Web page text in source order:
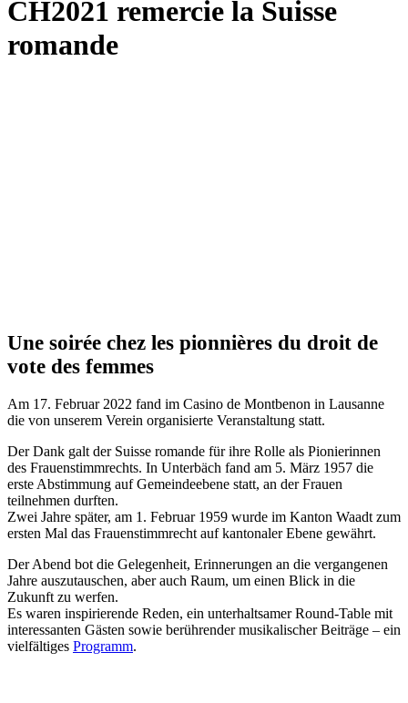
CH2021 remercie la Suisse
romande
Une soirée chez les pionnières du droit de
vote des femmes
Am 17. Februar 2022 fand im Casino de Montbenon in Lausanne
die von unserem Verein organisierte Veranstaltung statt.
Der Dank galt der Suisse romande für ihre Rolle als Pionierinnen
des Frauenstimmrechts. In Unterbäch fand am 5. März 1957 die
erste Abstimmung auf Gemeindeebene statt, an der Frauen
teilnehmen durften.
Zwei Jahre später, am 1. Februar 1959 wurde im Kanton Waadt zum
ersten Mal das Frauenstimmrecht auf kantonaler Ebene gewährt.
Der Abend bot die Gelegenheit, Erinnerungen an die vergangenen
Jahre auszutauschen, aber auch Raum, um einen Blick in die
Zukunft zu werfen.
Es waren inspirierende Reden, ein unterhaltsamer Round-Table mit
interessanten Gästen sowie berührender musikalischer Beiträge – ein
vielfältiges Programm.